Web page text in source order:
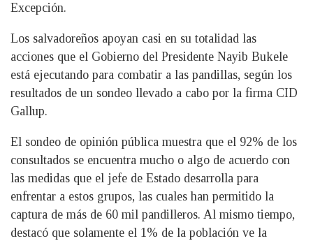
Excepción.
Los salvadoreños apoyan casi en su totalidad las
acciones que el Gobierno del Presidente Nayib Bukele
está ejecutando para combatir a las pandillas, según los
resultados de un sondeo llevado a cabo por la firma CID
Gallup.
El sondeo de opinión pública muestra que el 92% de los
consultados se encuentra mucho o algo de acuerdo con
las medidas que el jefe de Estado desarrolla para
enfrentar a estos grupos, las cuales han permitido la
captura de más de 60 mil pandilleros. Al mismo tiempo,
destacó que solamente el 1% de la población ve la